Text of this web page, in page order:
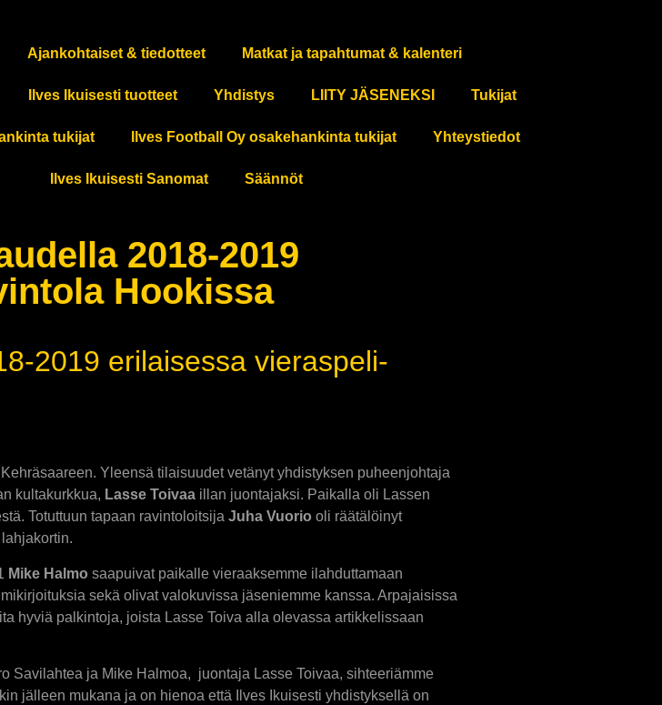
Ajankohtaiset & tiedotteet Matkat ja tapahtumat & kalenteri
Ilves Ikuisesti tuotteet Yhdistys LIITY JÄSENEKSI Tukijat
tukijat Ilves Football Oy osakehankinta tukijat Yhteystiedot
Ilves Ikuisesti Sanomat Säännöt
2018-2019
Hookissa
2019 erilaisessa vieraspeli-
Yleensä tilaisuudet vetänyt yhdistyksen puheenjohtaja
kultakurkkua, Lasse Toivaa illan juontajaksi. Paikalla oli Lassen
Totuttuun tapaan ravintoloitsija Juha Vuorio oli räätälöinyt
Mike Halmo saapuivat paikalle vieraaksemme ilahduttamaan
sekä olivat valokuvissa jäseniemme kanssa. Arpajaisissa
hyviä palkintoja, joista Lasse Toiva alla olevassa artikkelissaan
Savilahtea ja Mike Halmoa, juontaja Lasse Toivaa, sihteeriämme
jälleen mukana ja on hienoa että Ilves Ikuisesti yhdistyksellä on